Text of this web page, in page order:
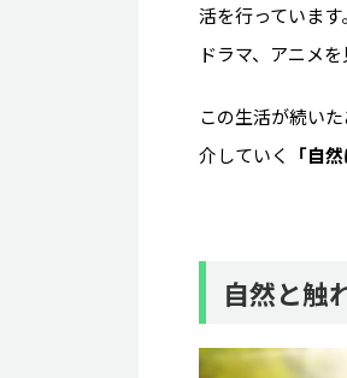
活を行っていま
ドラマ、アニメ
この生活が続い
介していく
「自
自然と触